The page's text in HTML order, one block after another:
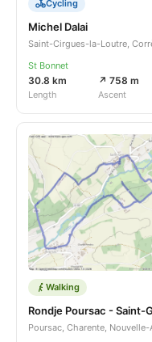
Cycling
Michel Dalai
St Bonnet
30.8 km
Length
↗ 758 m
Ascent
Walking